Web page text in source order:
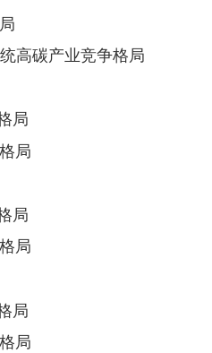
高碳产业竞争格局
局
局
局
局
局
局